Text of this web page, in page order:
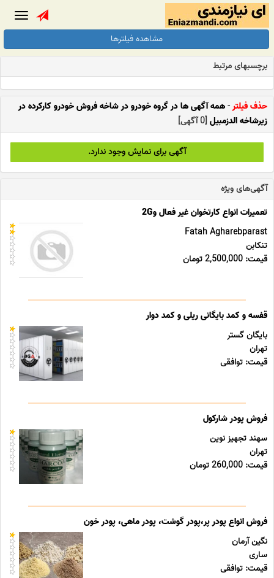
مشاهده فیلترها
برچسبهای مرتبط
حذف فیلتر-همه آگهی ها در گروه خودرو در شاخه فروش خودرو کارکرده در
زیرشاخه الدزمبیل [0 آگهی]
آگهی برای نمایش وجود ندارد.
آگهی‌های ویژه
تعمیرات انواع کارتخوان غیر فعال و2G
Fatah Agharebparast
تنکابن
قیمت: 2,500,000 تومان
قفسه و کمد بایگانی ریلی و کمد دوار
بایگان گستر
تهران
قیمت: توافقی
فروش پودر شارکول
سهند تجهیز نوین
تهران
قیمت: 260,000 تومان
فروش انواع پودر پر،پودر گوشت، پودر ماهی، پودر خون
نگین آرمان
ساری
قیمت: توافقی